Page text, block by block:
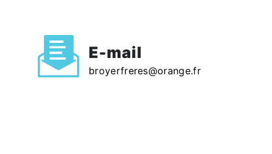
E-mail
broyerfreres@orange.fr